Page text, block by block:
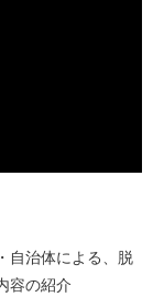
自治体による、脱
容の紹介